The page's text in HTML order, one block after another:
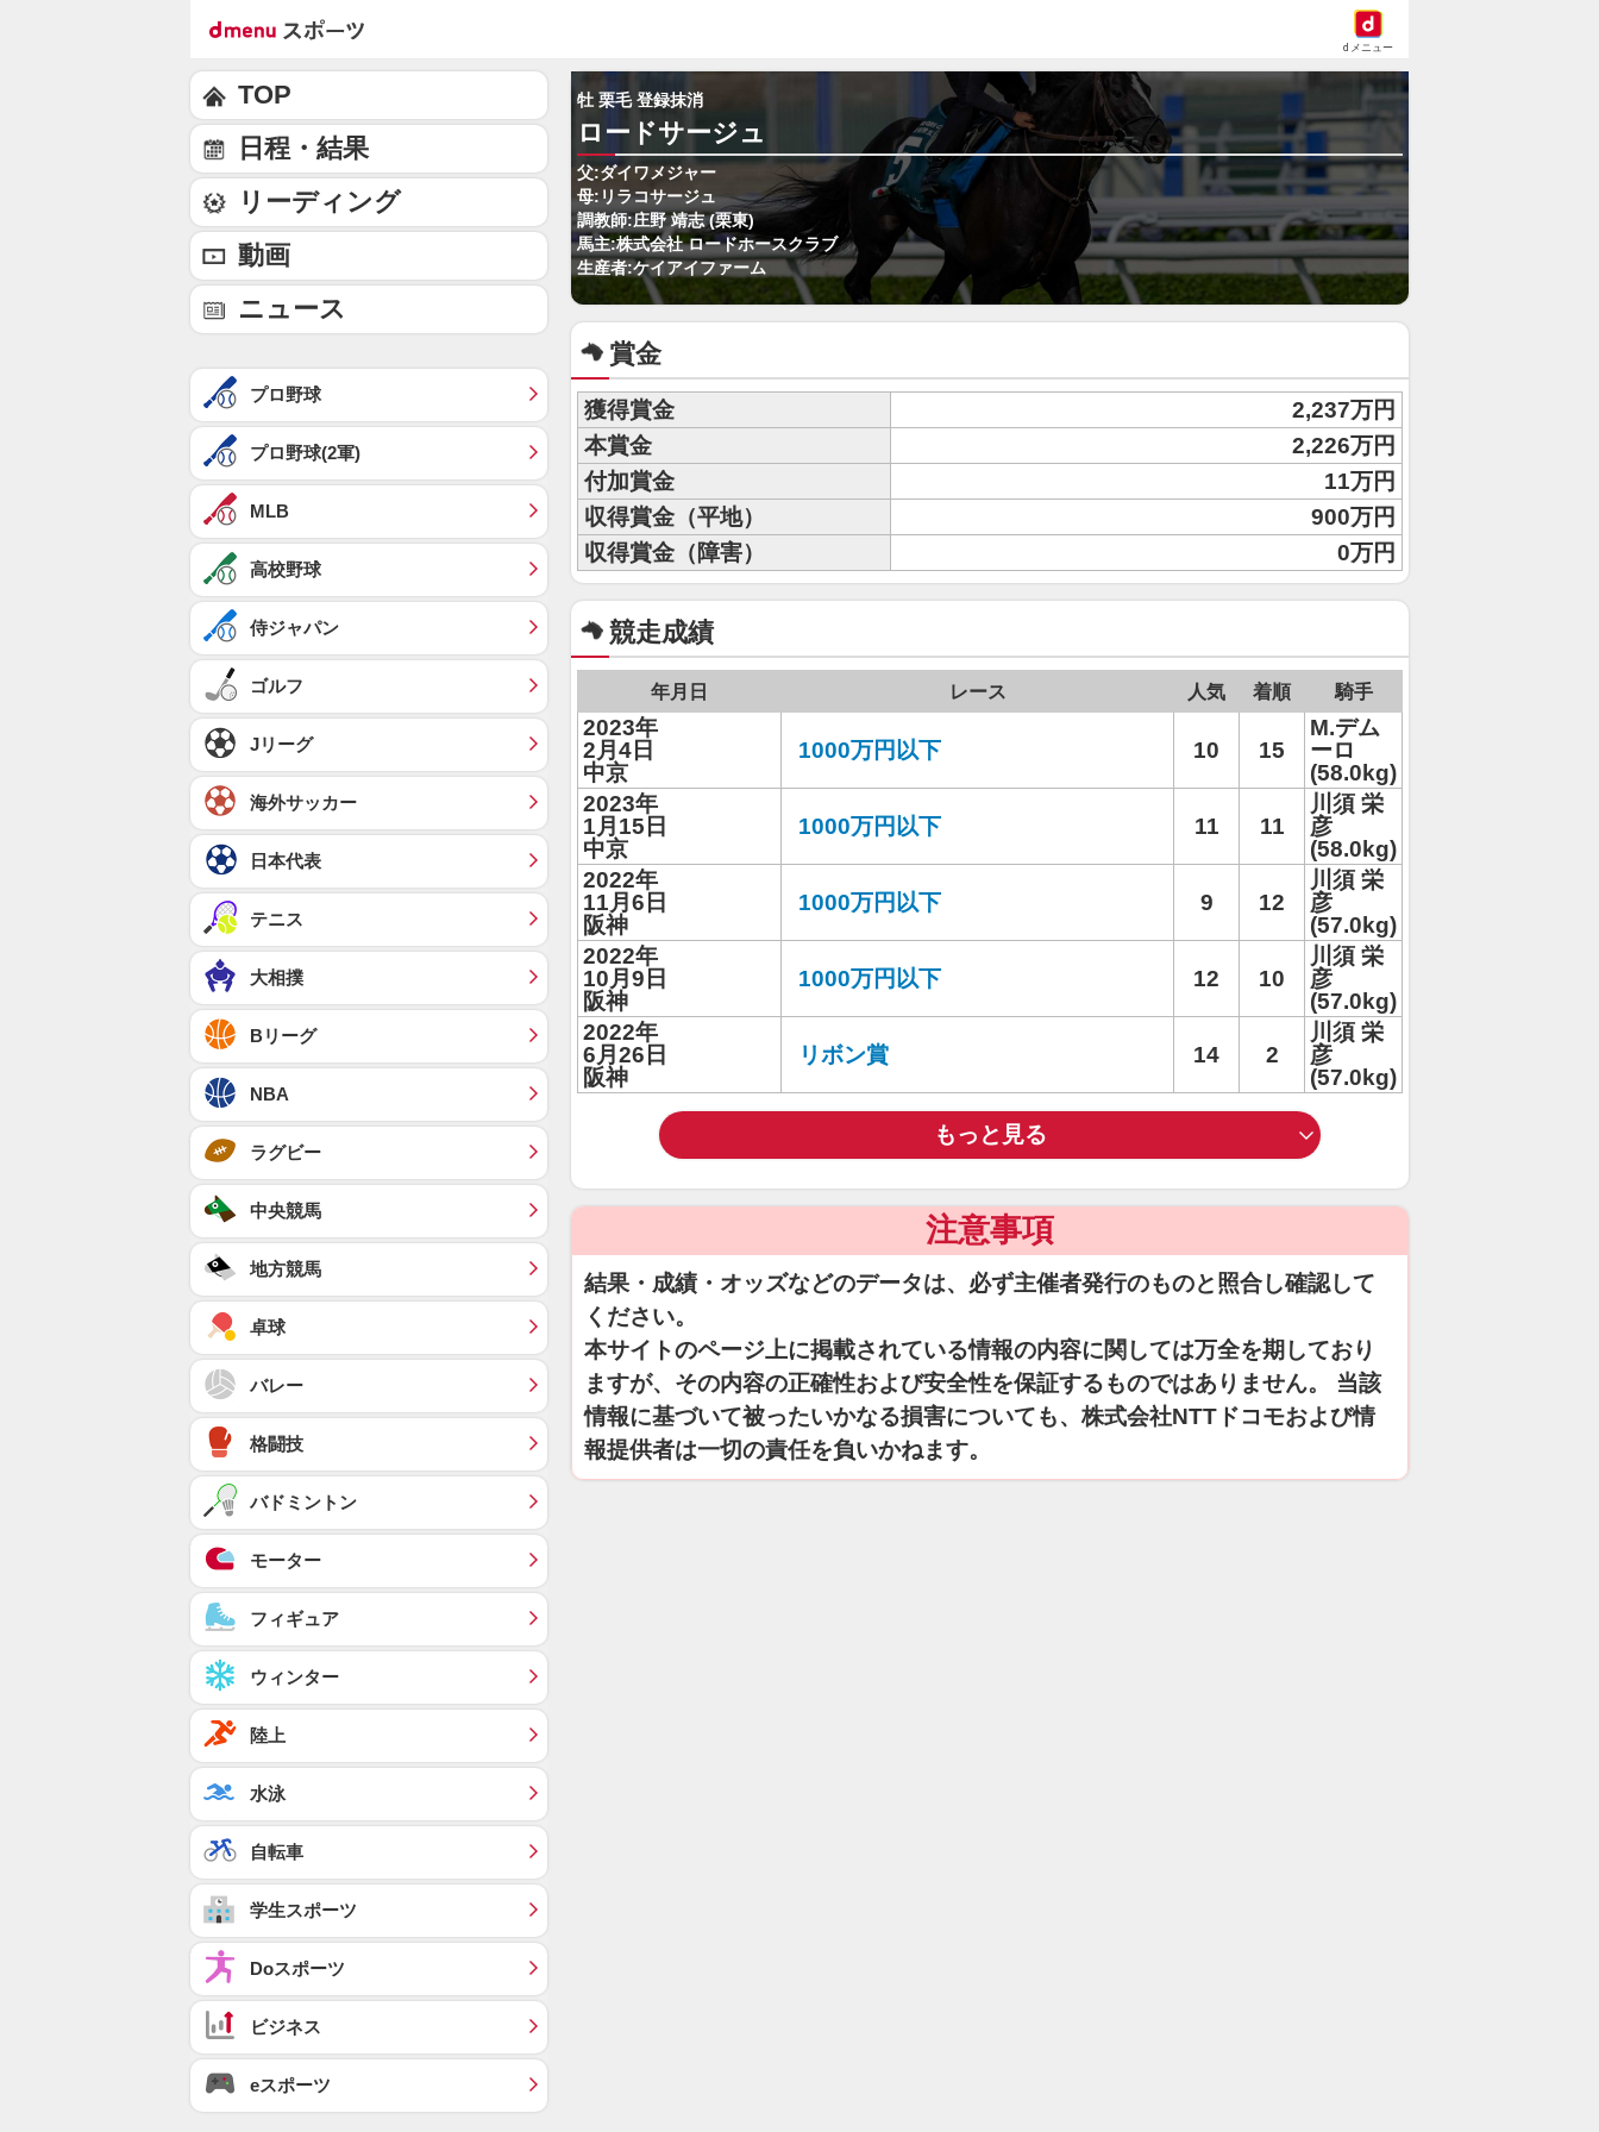
dメニュー
牡 栗毛 登録抹消
ロードサージュ
父:ダイワメジャー
母:リラコサージュ
調教師:庄野 靖志 (栗東)
馬主:株式会社 ロードホースクラブ
生産者:ケイアイファーム
賞金
獲得賞金
2,237万円
本賞金
2,226万円
付加賞金
11万円
収得賞金（平地）
900万円
収得賞金（障害）
0万円
競走成績
年月日 レース 人気 着順 騎手
2023年
2月4日
中京
1000万円以下 10 15
M.デム
ーロ
(58.0kg)
2023年
1月15日
中京
1000万円以下 11 11
川須 栄
彦
(58.0kg)
2022年
11月6日
阪神
1000万円以下 9 12
川須 栄
彦
(57.0kg)
2022年
10月9日
阪神
1000万円以下 12 10
川須 栄
彦
(57.0kg)
2022年
6月26日
阪神
リボン賞 14 2
川須 栄
彦
(57.0kg)
もっと見る
注意事項
結果・成績・オッズなどのデータは、必ず主催者発行のものと照合し確認して
ください。
本サイトのページ上に掲載されている情報の内容に関しては万全を期しており
ますが、その内容の正確性および安全性を保証するものではありません。 当該
情報に基づいて被ったいかなる損害についても、株式会社NTTドコモおよび情
報提供者は一切の責任を負いかねます。
TOP
日程・結果
リーディング
動画
ニュース
プロ野球
プロ野球(2軍)
MLB
高校野球
侍ジャパン
ゴルフ
Jリーグ
海外サッカー
日本代表
テニス
大相撲
Bリーグ
NBA
ラグビー
中央競馬
地方競馬
卓球
バレー
格闘技
バドミントン
モーター
フィギュア
ウィンター
陸上
水泳
自転車
学生スポーツ
Doスポーツ
ビジネス
eスポーツ